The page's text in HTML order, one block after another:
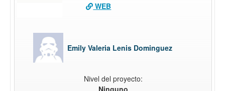
WEB
Emily Valeria Lenis Dominguez
Nivel del proyecto:
Ninguno